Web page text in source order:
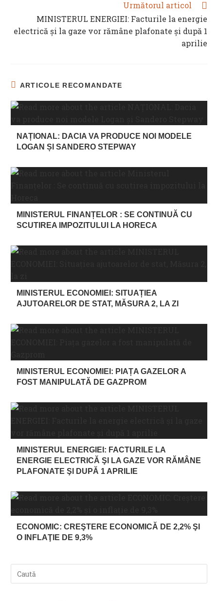
Următorul articol
MINISTERUL ENERGIEI: Facturile la energie
electrică şi la gaze vor rămâne plafonate şi după 1
aprilie
ARTICOLE RECOMANDATE
NAȚIONAL: DACIA VA PRODUCE NOI MODELE
LOGAN ȘI SANDERO STEPWAY
MINISTERUL FINANȚELOR : SE CONTINUĂ CU
SCUTIREA IMPOZITULUI LA HORECA
MINISTERUL ECONOMIEI: SITUAȚIEA
AJUTOARELOR DE STAT, MĂSURA 2, LA ZI
MINISTERUL ECONOMIEI: PIAȚA GAZELOR A
FOST MANIPULATĂ DE GAZPROM
MINISTERUL ENERGIEI: FACTURILE LA
ENERGIE ELECTRICĂ ŞI LA GAZE VOR RĂMÂNE
PLAFONATE ŞI DUPĂ 1 APRILIE
ECONOMIC: CREŞTERE ECONOMICĂ DE 2,2% ŞI
O INFLAŢIE DE 9,3%